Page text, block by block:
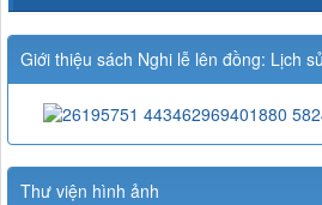
Giới thiệu sách Nghi lễ lên đồng: Lịch
Thư viện hình ảnh